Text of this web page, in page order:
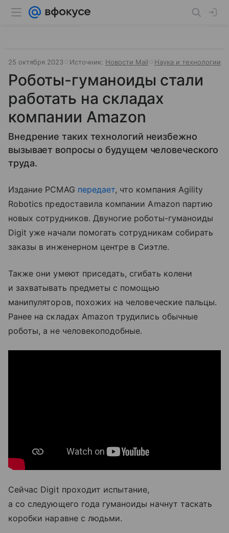
25 октября 2023 Источник: Новости Mail Наука и технологии
Роботы-гуманоиды стали
работать на складах
компании Amazon
Внедрение таких технологий неизбежно
вызывает вопросы о будущем человеческого
труда.
Издание PCMAG передает, что компания Agility
Robotics предоставила компании Amazon партию
новых сотрудников. Двуногие роботы-гуманоиды
Digit уже начали помогать сотрудникам собирать
заказы в инженерном центре в Сиэтле.
Также они умеют приседать, сгибать колени
и захватывать предметы с помощью
манипуляторов, похожих на человеческие пальцы.
Ранее на складах Amazon трудились обычные
роботы, а не человекоподобные.
Сейчас Digit проходит испытание,
а со следующего года гуманоиды начнут таскать
коробки наравне с людьми.